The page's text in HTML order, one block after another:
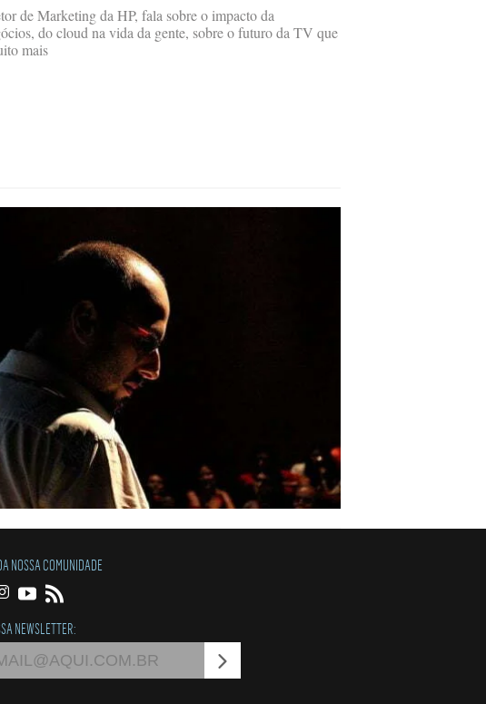
de Marketing da HP, fala sobre o impacto da
do cloud na vida da gente, sobre o futuro da TV que
mais
NOSSA COMUNIDADE
NEWSLETTER: